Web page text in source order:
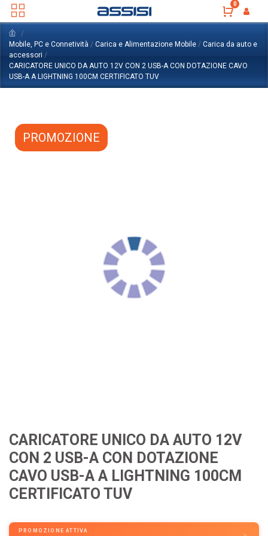
0
Mobile, PC e Connetività / Carica e Alimentazione Mobile / Carica da auto e
accessori /
CARICATORE UNICO DA AUTO 12V CON 2 USB-A CON DOTAZIONE CAVO
USB-A A LIGHTNING 100CM CERTIFICATO TUV
PROMOZIONE
CARICATORE UNICO DA AUTO 12V
CON 2 USB-A CON DOTAZIONE
CAVO USB-A A LIGHTNING 100CM
CERTIFICATO TUV
PROMOZIONE ATTIVA